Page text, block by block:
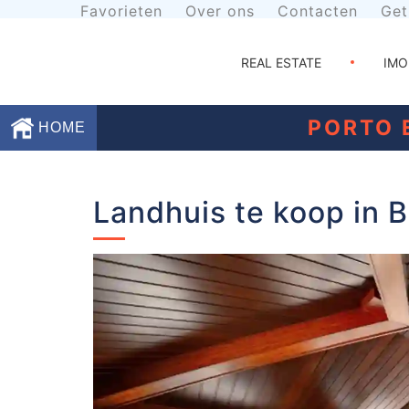
Favorieten Over ons Contacten
REAL ESTATE
HOME PORTO
Contacten
Voorwaarden
Getuigenissen
Landhuis te koop in